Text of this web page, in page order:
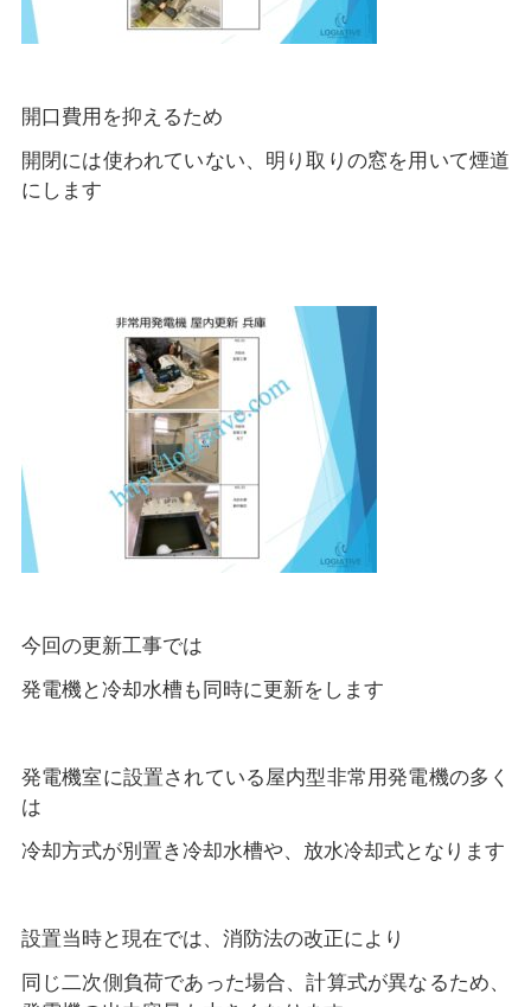
開口費用を抑えるため
開閉には使われていない、明り取りの窓を用いて煙道
にします
今回の更新工事では
発電機と冷却水槽も同時に更新をします
発電機室に設置されている屋内型非常用発電機の多く
は
冷却方式が別置き冷却水槽や、放水冷却式となります
設置当時と現在では、消防法の改正により
同じ二次側負荷であった場合、計算式が異なるため、